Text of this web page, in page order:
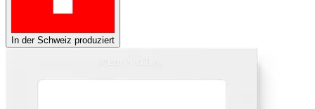
In der Schweiz produziert